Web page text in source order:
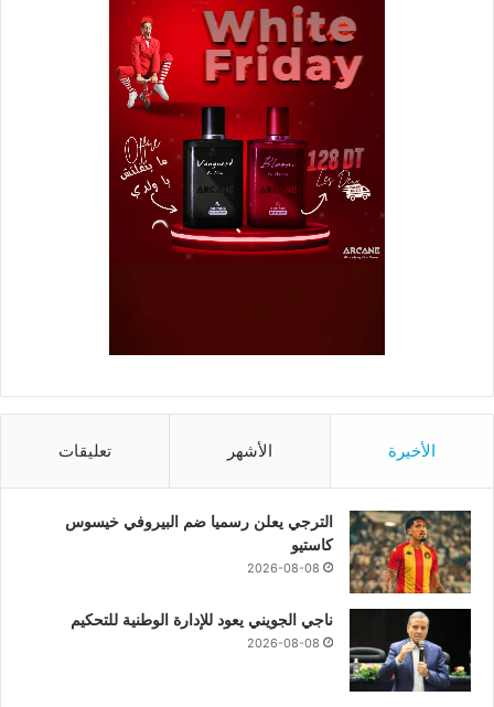
الأخيرة الأشهر تعليقات
الترجي يعلن رسميا ضم البيروفي خيسوس
كاستيو
2026-08-08
ناجي الجويني يعود للإدارة الوطنية للتحكيم
2026-08-08